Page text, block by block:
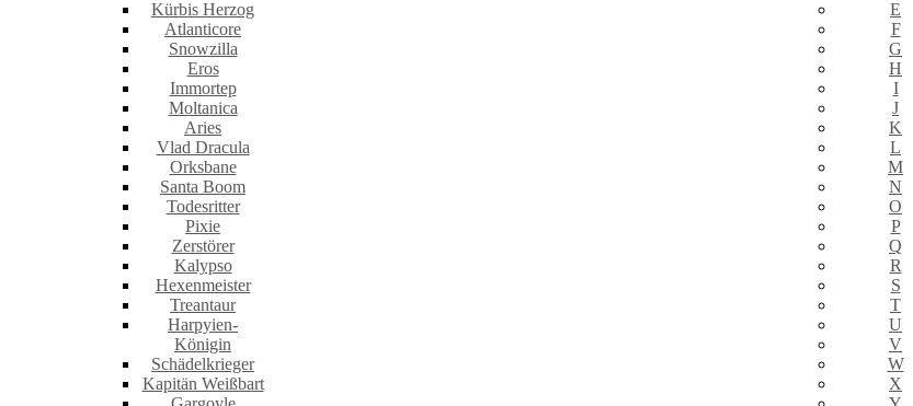
Kürbis Herzog
Atlanticore
Snowzilla
Eros
Immortep
Moltanica
Aries
Vlad Dracula
Orksbane
Santa Boom
Todesritter
Pixie
Zerstörer
Kalypso
Hexenmeister
Treantaur
Harpyien-
Königin
Schädelkrieger
Kapitän Weißbart
E
F
G
H
I
J
K
L
M
N
O
P
Q
R
S
T
U
V
W
X